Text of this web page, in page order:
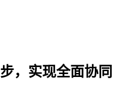
，实现全面协同